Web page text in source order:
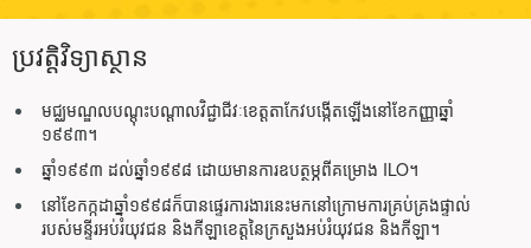
ប្រវត្តិវិទ្យាស្ថាន
មជ្ឈមណ្ឌលបណ្តុះបណ្តាលវិជ្ជាជីវៈខេត្តតាកែវបង្កើតឡើងនៅខែកញ្ញាឆ្នាំ
១៩៩៣។
ឆ្នាំ១៩៩៣ ដល់ឆ្នាំ១៩៩៨ ដោយមានការឧបត្ថម្ភពីគម្រោង ILO។
នៅខែកក្កដាឆ្នាំ១៩៩៨ក៏បានផ្ទេរការងារនេះមកនៅក្រោមការគ្រប់គ្រងផ្ទាល់
របស់មន្ទីរអប់រំយុវជន និងកីឡាខេត្តនៃក្រសួងអប់រំយុវជន និងកីឡា។